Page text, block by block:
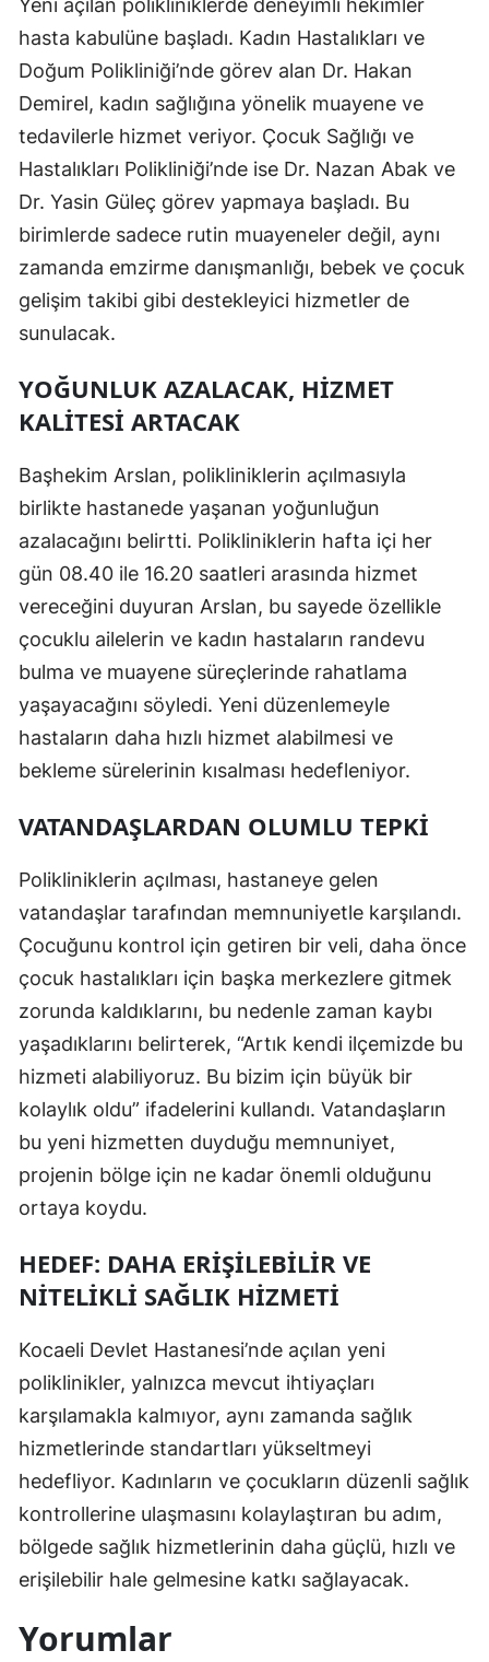
Malatya
Manisa
Kahramanmaraş
Mardin
Muğla
Muş
Nevşehir
Ordu
Sakarya
Samsun
Siirt
Sinop
Sivas
Tekirdağ
Tokat
Tunceli
Şanlıurfa
Van
Yozgat
Zonguldak
Aksaray
Bayburt
Batman
Bartın
Ardahan
Iğdır
Yalova
Karabük
hasta kabulüne başladı. Kadın Hastalıkları ve
Doğum Polikliniği’nde görev alan Dr. Hakan
Demirel, kadın sağlığına yönelik muayene ve
tedavilerle hizmet veriyor. Çocuk Sağlığı ve
Hastalıkları Polikliniği’nde ise Dr. Nazan Abak ve
Dr. Yasin Güleç görev yapmaya başladı. Bu
birimlerde sadece rutin muayeneler değil, aynı
zamanda emzirme danışmanlığı, bebek ve çocuk
gelişim takibi gibi destekleyici hizmetler de
sunulacak.
YOĞUNLUK AZALACAK, HIZMET
KALITESI ARTACAK
Başhekim Arslan, polikliniklerin açılmasıyla
birlikte hastanede yaşanan yoğunluğun
azalacağını belirtti. Polikliniklerin hafta içi her
gün 08.40 ile 16.20 saatleri arasında hizmet
vereceğini duyuran Arslan, bu sayede özellikle
çocuklu ailelerin ve kadın hastaların randevu
bulma ve muayene süreçlerinde rahatlama
yaşayacağını söyledi. Yeni düzenlemeyle
hastaların daha hızlı hizmet alabilmesi ve
bekleme sürelerinin kısalması hedefleniyor.
VATANDAŞLARDAN OLUMLU TEPKI
Polikliniklerin açılması, hastaneye gelen
vatandaşlar tarafından memnuniyetle karşılandı.
Çocuğunu kontrol için getiren bir veli, daha önce
çocuk hastalıkları için başka merkezlere gitmek
zorunda kaldıklarını, bu nedenle zaman kaybı
yaşadıklarını belirterek, “Artık kendi ilçemizde bu
hizmeti alabiliyoruz. Bu bizim için büyük bir
kolaylık oldu” ifadelerini kullandı. Vatandaşların
bu yeni hizmetten duyduğu memnuniyet,
projenin bölge için ne kadar önemli olduğunu
ortaya koydu.
HEDEF: DAHA ERIŞILEBILIR VE
NITELIKLI SAĞLIK HIZMETI
Kocaeli Devlet Hastanesi’nde açılan yeni
poliklinikler, yalnızca mevcut ihtiyaçları
karşılamakla kalmıyor, aynı zamanda sağlık
hizmetlerinde standartları yükseltmeyi
hedefliyor. Kadınların ve çocukların düzenli sağlık
kontrollerine ulaşmasını kolaylaştıran bu adım,
bölgede sağlık hizmetlerinin daha güçlü, hızlı ve
erişilebilir hale gelmesine katkı sağlayacak.
Yorumlar